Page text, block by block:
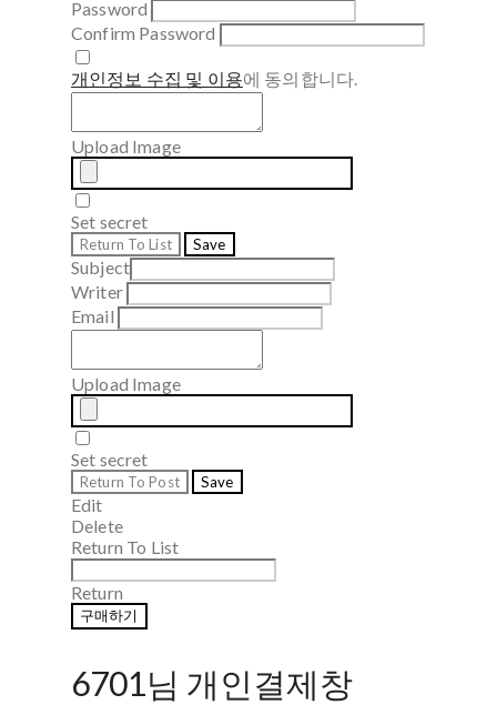
Password
Confirm Password
개인정보 수집 및 이용에 동의합니다.
Upload Image
Set secret
Return To List Save
Subject
Writer
Email
Upload Image
Set secret
Return To Post Save
Edit
Delete
Return To List
Return
구매하기
6701님 개인결제창